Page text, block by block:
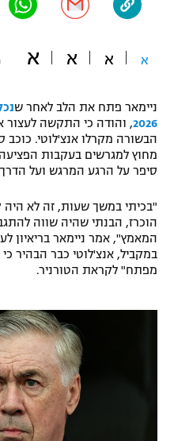
"מחצית בשכונה" –
תקנון משתתפים וזוכים
תקנון עבור פעילות אלקטרה
תקנון עבור פעילות ספורט 1 – "מרלן"
טניס
תנאי שימוש
תקנון פעילות ספורט 1
רשיון להקרנה פומבית
הצטרפות לחבילת הערוצים
כדורמים
פוטבול אמריקאי NFL
ספורט אתגרי ואקסטרים
אומנויות לחימה
א א א א
ניימאר פתח את הלב לאחר ש
2026, והודה כי התקשה
הבשורה מקרלו אנצ'לוטי.
סיפר על הרגע המרגש ועל
"בכיתי במשך שעות, זה לא היה
הוכרז, הבנתי שהיה שווה
המאמץ", אמר ניימאר בריאיון
במקביל, אנצ'לוטי כבר הבהיר
מפתח" לקראת הטורניר.